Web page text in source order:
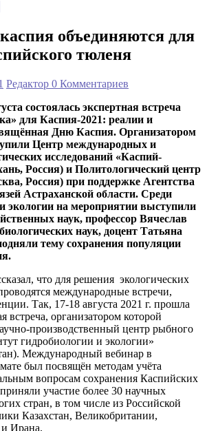
объединяются для
тюленя
Редактор 0 Комментариев
состоялась экспертная встреча
для Каспия-2021: реалии и
Дню Каспия. Организатором
Центр международных и
исследований «Каспий-
Россия) и Политологический центр
Россия) при поддержке Агентства
Астраханской области. Среди
экологии на мероприятии выступили
наук, профессор Вячеслав
наук, доцент Татьяна
тему сохранения популяции
что для решения экологических
международные встречи,
Так, 17-18 августа 2021 г. прошла
встреча, организатором которой
производственный центр рыбного
гидробиологии и экологии»
Международный вебинар в
был посвящён методам учёта
вопросам сохранения Каспийских
участие более 30 научных
стран, в том числе из Российской
Казахстан, Великобритании,
Ирана.